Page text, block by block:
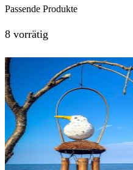
Passende Produkte
8 vorrätig